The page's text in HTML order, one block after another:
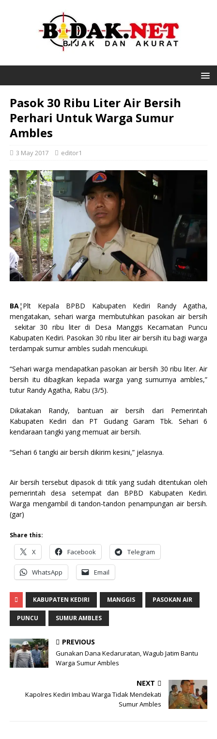
Pasok 30 Ribu Liter Air Bersih
Perhari Untuk Warga Sumur
Ambles
3 May 2017 editor1
BA¦Plt Kepala BPBD Kabupaten Kediri Randy Agatha,
mengatakan, sehari warga membutuhkan pasokan air bersih
sekitar 30 ribu liter di Desa Manggis Kecamatan Puncu
Kabupaten Kediri. Pasokan 30 ribu liter air bersih itu bagi warga
terdampak sumur ambles sudah mencukupi.
“Sehari warga mendapatkan pasokan air bersih 30 ribu liter. Air
bersih itu dibagikan kepada warga yang sumurnya ambles,”
tutur Randy Agatha, Rabu (3/5).
Dikatakan Randy, bantuan air bersih dari Pemerintah
Kabupaten Kediri dan PT Gudang Garam Tbk. Sehari 6
kendaraan tangki yang memuat air bersih.
“Sehari 6 tangki air bersih dikirim kesini,” jelasnya.
Air bersih tersebut dipasok di titik yang sudah ditentukan oleh
pemerintah desa setempat dan BPBD Kabupaten Kediri.
Warga mengambil di tandon-tandon penampungan air bersih.
(gar)
Share this:
X Facebook Telegram
WhatsApp Email
KABUPATEN KEDIRI MANGGIS PASOKAN AIR
PUNCU SUMUR AMBLES
PREVIOUS
Gunakan Dana Kedaruratan, Wagub Jatim Bantu
Warga Sumur Ambles
NEXT
Kapolres Kediri Imbau Warga Tidak Mendekati
Sumur Ambles